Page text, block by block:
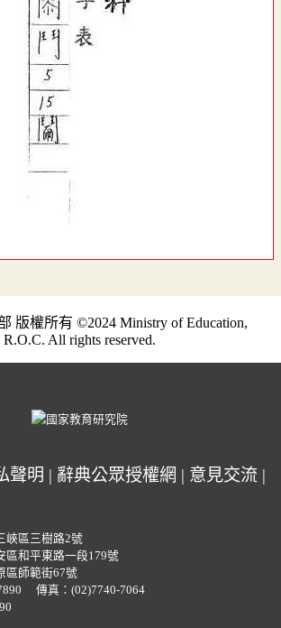
版權所有 ©2024 Ministry of Education,
R.O.C. All rights reserved.
聲明 | 辭典公眾授權網 | 意見交流 |
峽區三樹路2號
區和平東路一段179號
區師範街67號
傳真：(02)7740-7064